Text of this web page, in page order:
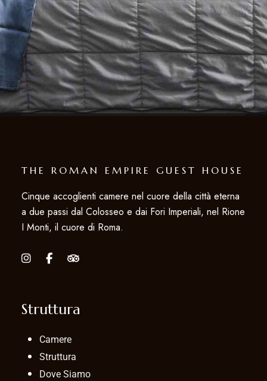
THE ROMAN EMPIRE GUEST HOUSE
Cinque accoglienti camere nel cuore della città eterna
a due passi dal Colosseo e dai Fori Imperiali, nel Rione
I Monti, il cuore di Roma.
Struttura
Camere
Struttura
Dove Siamo